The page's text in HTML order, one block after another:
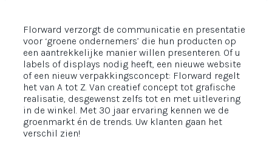
Florward verzorgt de communicatie en presentatie
voor ‘groene ondernemers’ die hun producten op
een aantrekkelijke manier willen presenteren. Of u
labels of displays nodig heeft, een nieuwe website
of een nieuw verpakkingsconcept: Florward regelt
het van A tot Z. Van creatief concept tot grafische
realisatie, desgewenst zelfs tot en met uitlevering
in de winkel. Met 30 jaar ervaring kennen we de
groenmarkt én de trends. Uw klanten gaan het
verschil zien!